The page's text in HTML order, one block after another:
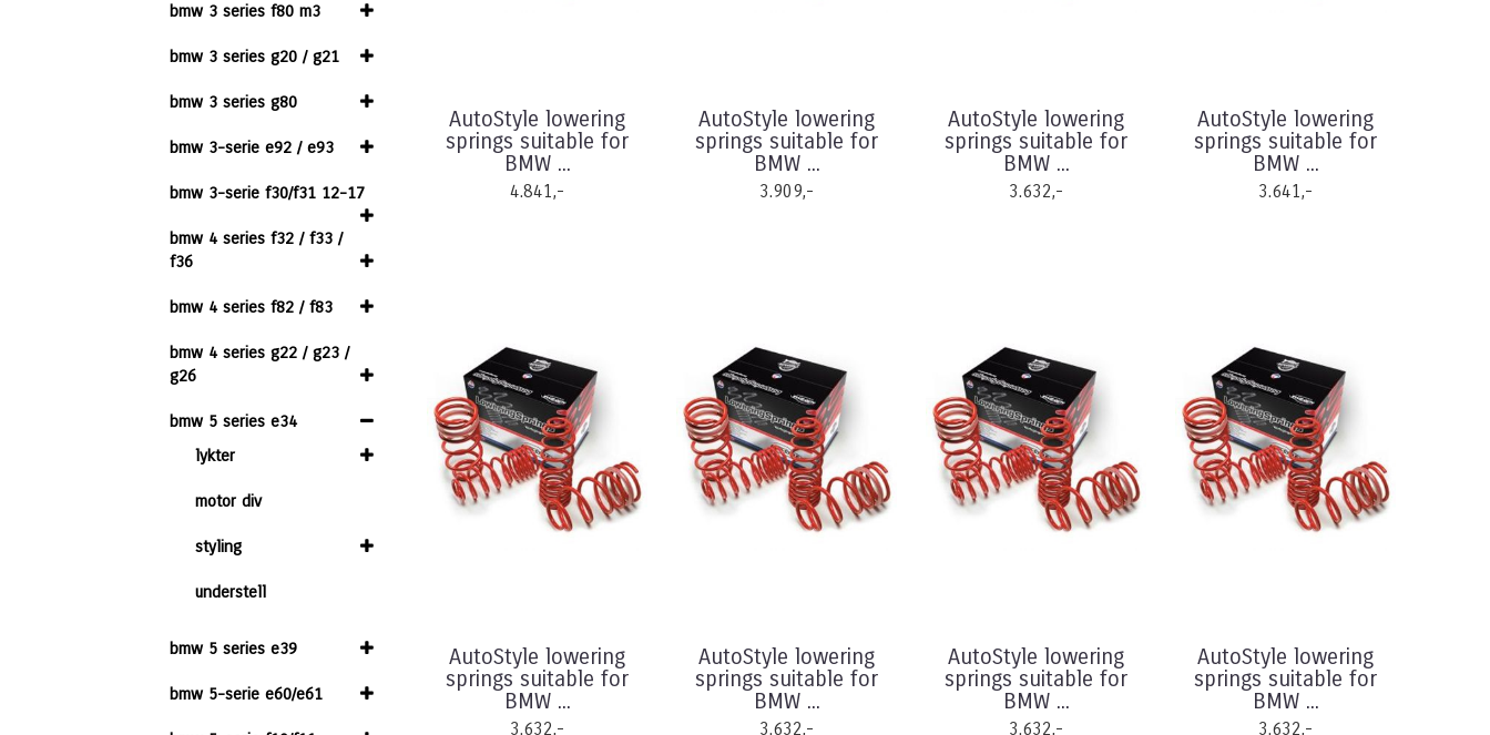
bmw 3 series f80 m3
bmw 3 series g20 / g21
bmw 3 series g80
bmw 3-serie e92 / e93
bmw 3-serie f30/f31 12-17
bmw 4 series f32 / f33 /
f36
bmw 4 series f82 / f83
bmw 4 series g22 / g23 /
g26
bmw 5 series e34
lykter
motor div
styling
understell
bmw 5 series e39
bmw 5-serie e60/e61
AutoStyle lowering
springs suitable for
BMW ...
4.841,-
AutoStyle lowering
springs suitable for
BMW ...
3.909,-
AutoStyle lowering
springs suitable for
BMW ...
3.632,-
AutoStyle lowering
springs suitable for
BMW ...
3.641,-
AutoStyle lowering
springs suitable for
BMW ...
3.632,-
AutoStyle lowering
springs suitable for
BMW ...
3.632,-
AutoStyle lowering
springs suitable for
BMW ...
3.632,-
AutoStyle lowering
springs suitable for
BMW ...
3.632,-